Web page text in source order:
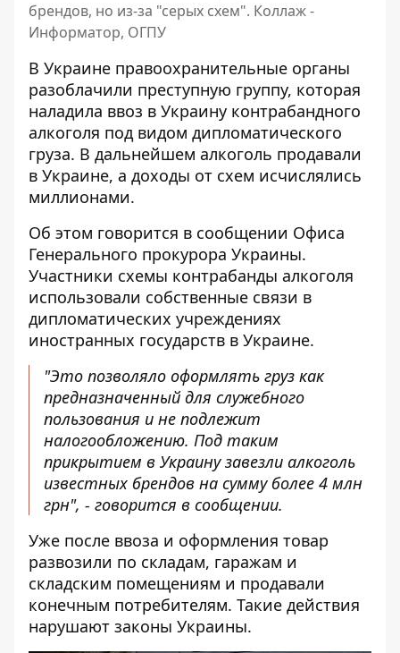
брендов, но из-за "серых схем". Коллаж -
Информатор, ОГПУ
В Украине правоохранительные органы
разоблачили преступную группу, которая
наладила ввоз в Украину контрабандного
алкоголя под видом дипломатического
груза. В дальнейшем алкоголь продавали
в Украине, а доходы от схем исчислялись
миллионами.
Об этом говорится в сообщении Офиса
Генерального прокурора Украины.
Участники схемы контрабанды алкоголя
использовали собственные связи в
дипломатических учреждениях
иностранных государств в Украине.
"Это позволяло оформлять груз как
предназначенный для служебного
пользования и не подлежит
налогообложению. Под таким
прикрытием в Украину завезли алкоголь
известных брендов на сумму более 4 млн
грн", - говорится в сообщении.
Уже после ввоза и оформления товар
развозили по складам, гаражам и
складским помещениям и продавали
конечным потребителям. Такие действия
нарушают законы Украины.